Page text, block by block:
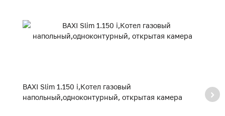
BAXI Slim 1.150 i,Котел газовый
напольный,одноконтурный, открытая камера